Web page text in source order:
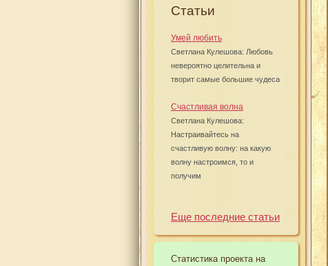
Статьи
Умей любить
Светлана Кулешова: Любовь
невероятно целительна и
творит самые большие чудеса
Счастливая волна
Светлана Кулешова:
Настраивайтесь на
счастливую волну: на какую
волну настроимся, то и
получим
Еще последние статьи
Статистика проекта на